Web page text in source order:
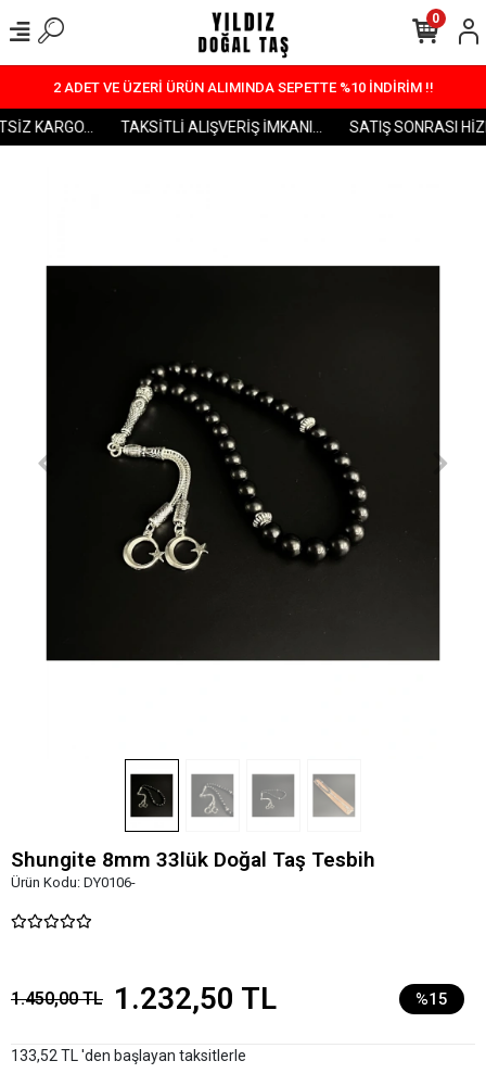
2 ADET VE ÜZERİ ÜRÜN ALIMINDA SEPETTE %10 İNDİRİM !!
KARGO... TAKSİTLİ ALIŞVERİŞ İMKANI... SATIŞ SONRASI
0
Shungite 8mm 33lük Doğal Taş Tesbih
Ürün Kodu: DY0106-
1.450,00 TL 1.232,50 TL %15
133,52 TL 'den başlayan taksitlerle